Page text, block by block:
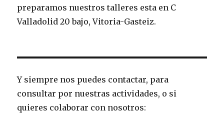
preparamos nuestros talleres esta en C
Valladolid 20 bajo, Vitoria-Gasteiz.
Y siempre nos puedes contactar, para
consultar por nuestras actividades, o si
quieres colaborar con nosotros: